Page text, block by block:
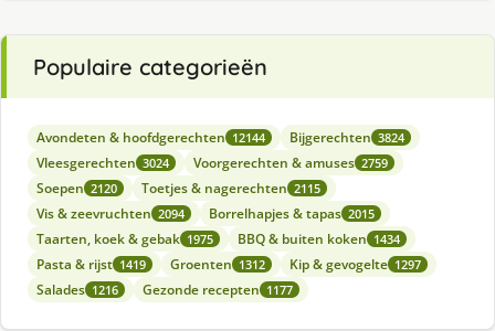
Populaire categorieën
Avondeten & hoofdgerechten 12144 Bijgerechten 3824
Vleesgerechten 3024 Voorgerechten & amuses 2759
Soepen 2120 Toetjes & nagerechten 2115
Vis & zeevruchten 2094 Borrelhapjes & tapas 2015
Taarten, koek & gebak 1975 BBQ & buiten koken 1434
Pasta & rijst 1419 Groenten 1312 Kip & gevogelte 1297
Salades 1216 Gezonde recepten 1177